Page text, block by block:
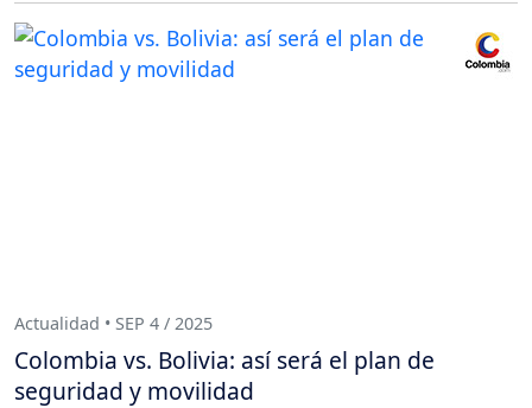
Actualidad • SEP 4 / 2025
Colombia vs. Bolivia: así será el plan de
seguridad y movilidad